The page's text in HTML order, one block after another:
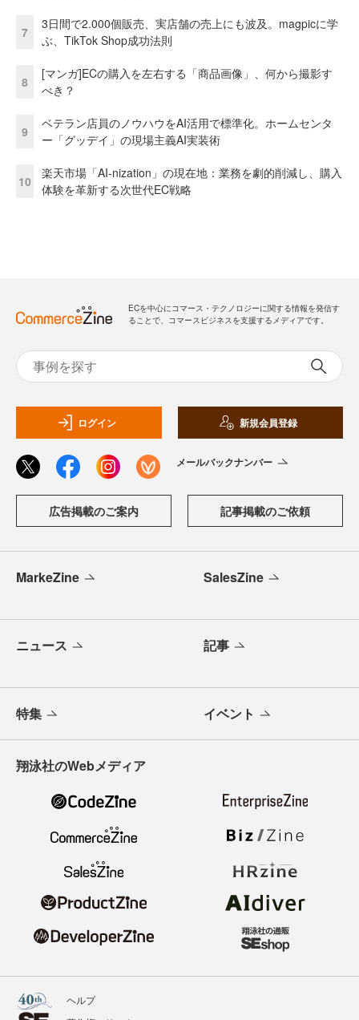
7
3日間で2.000個販売、実店舗の売上にも波及。magpicに学
ぶ、TikTok Shop成功法則
8
[マンガ]ECの購入を左右する「商品画像」、何から撮影す
べき？
9
ベテラン店員のノウハウをAI活用で標準化。ホームセンタ
ー「グッデイ」の現場主義AI実装術
10
楽天市場「AI-nization」の現在地：業務を劇的削減し、購入
体験を革新する次世代EC戦略
ECを中心にコマース・テクノロジーに関する情報を発信す
ることで、コマースビジネスを支援するメディアです。
ログイン 新規会員登録
メールバックナンバー
広告掲載のご案内 記事掲載のご依頼
MarkeZine SalesZine
ニュース 記事
特集 イベント
翔泳社のWebメディア
ヘルプ